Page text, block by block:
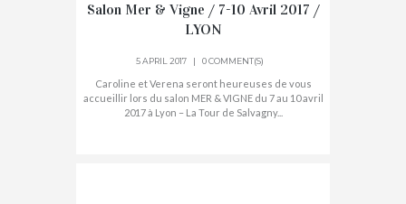
Salon Mer & Vigne / 7-10 Avril 2017 /
LYON
5 APRIL 2017 0 COMMENT(S)
Caroline et Verena seront heureuses de vous
accueillir lors du salon MER & VIGNE du 7 au 10 avril
2017 à Lyon – La Tour de Salvagny...